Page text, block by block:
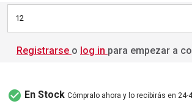
12
Registrarse o log in para empezar a
check_circle En Stock Cómpralo ahora y lo recibirás en 24-